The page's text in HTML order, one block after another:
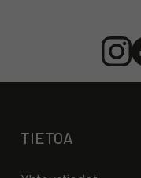
TIETOA